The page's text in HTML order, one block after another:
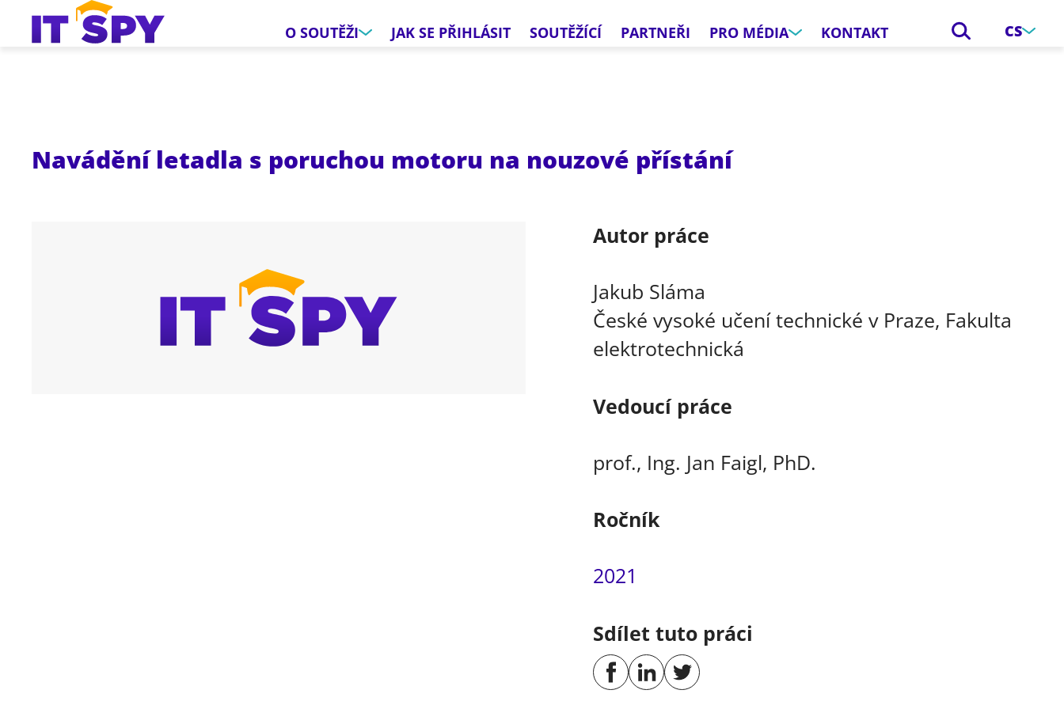
O SOUTĚŽI JAK SE PŘIHLÁSIT SOUTĚŽÍCÍ PARTNEŘI PRO MÉDIA KONTAKT CS
Navádění letadla s poruchou motoru na nouzové přístání
Autor práce
Jakub Sláma
České vysoké učení technické v Praze, Fakulta
elektrotechnická
Vedoucí práce
prof., Ing. Jan Faigl, PhD.
Ročník
2021
Sdílet tuto práci